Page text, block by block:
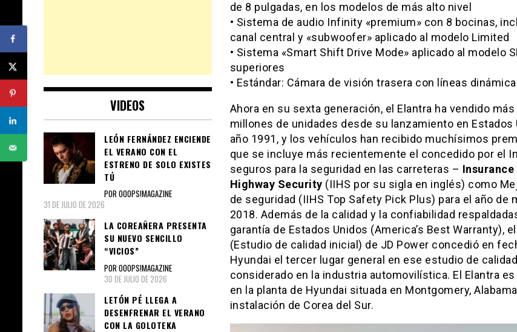
de 8 pulgadas, en los modelos de más alto nivel
• Sistema de audio Infinity «premium» con 8 bocinas,
canal central y «subwoofer» aplicado al modelo Limited
• Sistema «Smart Shift Drive Mode» aplicado al modelo
superiores
• Estándar: Cámara de visión trasera con líneas
Ahora en su sexta generación, el Elantra ha vendido más
millones de unidades desde su lanzamiento en Estados
año 1991, y los vehículos han recibido muchísimos
que se incluye más recientemente el concedido por el
seguros para la seguridad en las carreteras –
Highway Security (IIHS por su sigla en inglés) como
de seguridad (IIHS Top Safety Pick Plus) para el año de
2018. Además de la calidad y la confiabilidad
garantía de Estados Unidos (America’s Best Warranty),
(Estudio de calidad inicial) de JD Power concedió en
Hyundai el tercer lugar general en ese estudio de
considerado en la industria automovilística. El Elantra
en la planta de Hyundai situada en Montgomery,
instalación de Corea del Sur.
VIDEOS
LEÓN FERNÁNDEZ ENCIENDE
EL VERANO CON EL
ESTRENO DE SOLO EXISTES
TÚ
POR OOOPS!MAGAZINE
31 DE JULIO DE 2026
LA COREAÑERA PRESENTA
SU NUEVO SENCILLO
“VICIOS”
POR OOOPS!MAGAZINE
30 DE JULIO DE 2026
LETÓN PÉ LLEGA A
DESENFRENAR EL VERANO
CON LA GOLOTEKA